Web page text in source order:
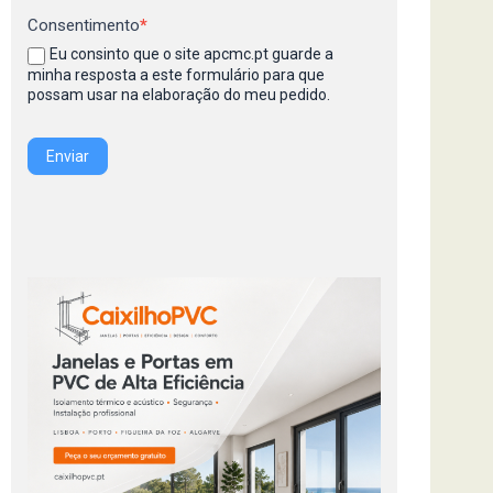
Consentimento*
Eu consinto que o site apcmc.pt guarde a
minha resposta a este formulário para que
possam usar na elaboração do meu pedido.
Enviar